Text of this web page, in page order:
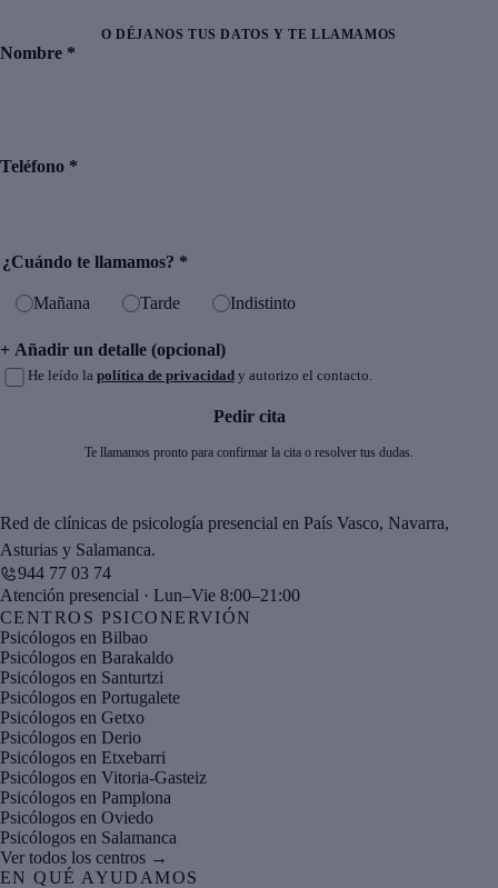
O DÉJANOS TUS DATOS Y TE LLAMAMOS
Nombre *
Teléfono *
¿Cuándo te llamamos? *
Mañana Tarde Indistinto
+ Añadir un detalle (opcional)
He leído la política de privacidad y autorizo el contacto.
Pedir cita
Te llamamos pronto para confirmar la cita o resolver tus dudas.
Red de clínicas de psicología presencial en País Vasco, Navarra,
Asturias y Salamanca.
944 77 03 74
Atención presencial · Lun–Vie 8:00–21:00
CENTROS PSICONERVIÓN
Psicólogos en Bilbao
Psicólogos en Barakaldo
Psicólogos en Santurtzi
Psicólogos en Portugalete
Psicólogos en Getxo
Psicólogos en Derio
Psicólogos en Etxebarri
Psicólogos en Vitoria-Gasteiz
Psicólogos en Pamplona
Psicólogos en Oviedo
Psicólogos en Salamanca
Ver todos los centros →
EN QUÉ AYUDAMOS